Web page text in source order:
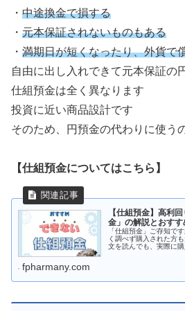
・ 中途換金で損する
・ 元本保証されないものもある
・ 満期日が短くなったり、外貨で
自由に出し入れできて元本保証の
仕組預金は全く異なります
投資に近い商品設計です
そのため、円預金の代わりに使う
【仕組預金についてはこちら】
【仕組預金】高利
金」の解説とおす
「仕組預金」ご存知で
く調べず購入された方
文を読んでも、実際に
読んでも理解しづらい
預金」について、解説
fpharmany.com